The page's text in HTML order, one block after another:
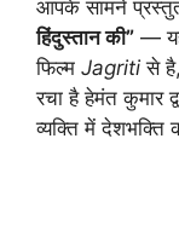
आपके सामने
हिंदुस्तान की” —
फिल्म Jagriti से
रचा है हेमंत कुमार
व्यक्ति में देशभक्ति